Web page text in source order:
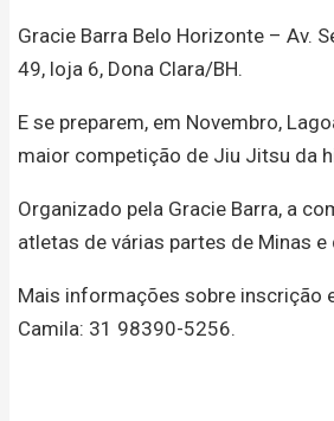
Gracie Barra Belo Horizonte – Av.
49, loja 6, Dona Clara/BH.
E se preparem, em Novembro,
maior competição de Jiu Jitsu da
Organizado pela Gracie Barra, a
atletas de várias partes de Minas e
Mais informações sobre inscrição
Camila: 31 98390-5256.